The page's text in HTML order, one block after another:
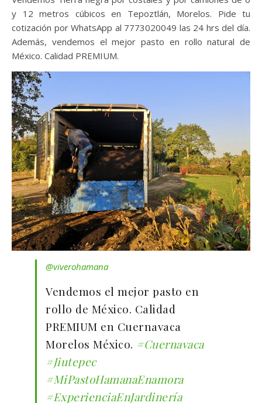
y 12 metros cúbicos en Tepoztlán, Morelos. Pide tu
cotización por WhatsApp al 7773020049 las 24 hrs del día.
Además, vendemos el mejor pasto en rollo natural de
México. Calidad PREMIUM.
@viverohamana
Vendemos el mejor pasto en
rollo de México. Calidad
PREMIUM en Cuernavaca
Morelos México. #Cuernavaca
#Jiutepec
#MiPastoHamanaEnamora
#ExperienciaEnJardinería